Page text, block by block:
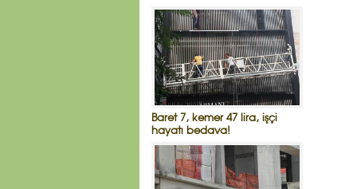
Baret 7, kemer 47 lira, işçi
hayatı bedava!